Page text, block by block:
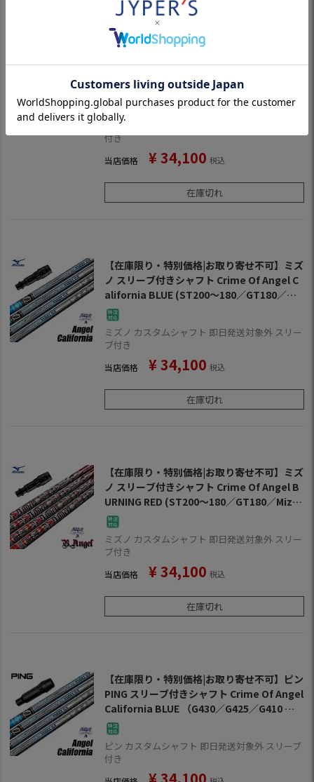
BURNING RED （G430／G425／G410 ） ク
ライムオブエンジェル バーニングレッド ゴ
ルフ シャフト
ピン カスタムシャフト 即日発送対象外 スリーブ
付き
当店価格 ¥34,100 税込
在庫切れ
【在庫限り・特別価格|お取り寄せ不可】ミズ
ノ スリーブ付きシャフト Crime Of Angel C
alifornia BLUE (ST200～180／GT180／Miz
unoPro／MP／JPX900／JPX850)
ミズノ カスタムシャフト 即日発送対象外 スリー
ブ付き
当店価格 ¥34,100 税込
在庫切れ
【在庫限り・特別価格|お取り寄せ不可】ミズ
ノ スリーブ付きシャフト Crime Of Angel B
URNING RED (ST200～180／GT180／Mizu
noPro／MP／JPX900／JPX850)
ミズノ カスタムシャフト 即日発送対象外 スリー
ブ付き
当店価格 ¥34,100 税込
在庫切れ
【在庫限り・特別価格|お取り寄せ不可】ピン
PING スリーブ付きシャフト Crime Of Angel
California BLUE （G430／G425／G410 ）
クライムオブエンジェル カリフォルニアブル
ー ゴルフ シャフト
ピン カスタムシャフト 即日発送対象外 スリーブ
付き